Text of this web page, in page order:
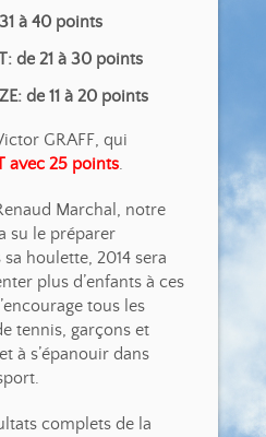
à 40 points
de 21 à 30 points
de 11 à 20 points
GRAFF, qui
avec 25 points.
Marchal, notre
su le préparer
houlette, 2014 sera
plus d’enfants à ces
tous les
tennis, garçons et
à s’épanouir dans
complets de la